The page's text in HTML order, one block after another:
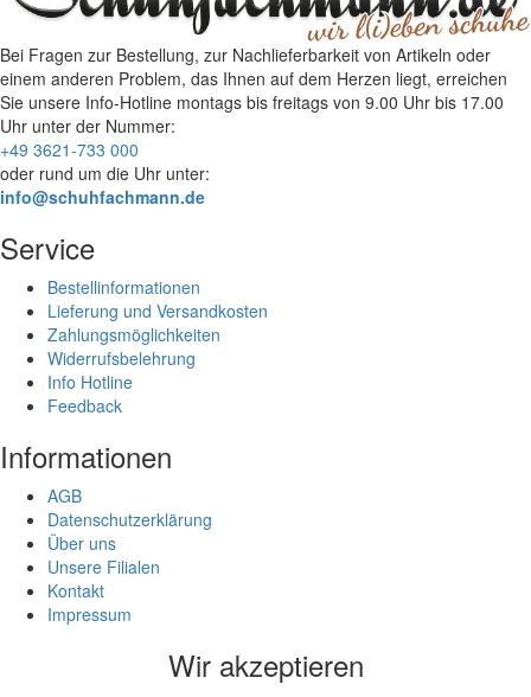
Bei Fragen zur Bestellung, zur Nachlieferbarkeit von Artikeln oder
einem anderen Problem, das Ihnen auf dem Herzen liegt, erreichen
Sie unsere Info-Hotline montags bis freitags von 9.00 Uhr bis 17.00
Uhr unter der Nummer:
+49 3621-733 000
oder rund um die Uhr unter:
info@schuhfachmann.de
Service
Bestellinformationen
Lieferung und Versandkosten
Zahlungsmöglichkeiten
Widerrufsbelehrung
Info Hotline
Feedback
Informationen
AGB
Datenschutzerklärung
Über uns
Unsere Filialen
Kontakt
Impressum
Wir akzeptieren